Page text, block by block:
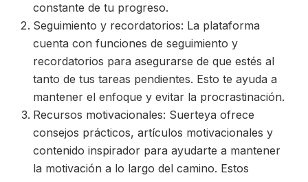
constante de tu progreso.
Seguimiento y recordatorios: La plataforma
cuenta con funciones de seguimiento y
recordatorios para asegurarse de que estés al
tanto de tus tareas pendientes. Esto te ayuda a
mantener el enfoque y evitar la procrastinación.
Recursos motivacionales: Suerteya ofrece
consejos prácticos, artículos motivacionales y
contenido inspirador para ayudarte a mantener
la motivación a lo largo del camino. Estos